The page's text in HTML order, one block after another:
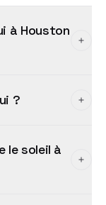
à Houston
?
le soleil à